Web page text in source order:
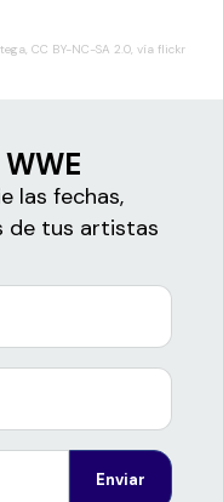
CC BY-NC-SA 2.0, vía flickr
las fechas,
de tus artistas
Enviar